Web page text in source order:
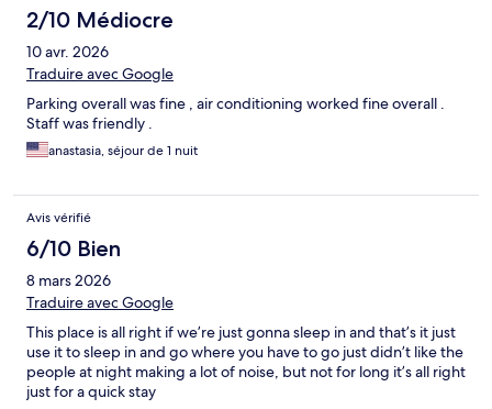
2/10 Médiocre
10 avr. 2026
Traduire avec Google
Parking overall was fine , air conditioning worked fine overall .
Staff was friendly .
anastasia, séjour de 1 nuit
Avis vérifié
6/10 Bien
8 mars 2026
Traduire avec Google
This place is all right if we’re just gonna sleep in and that’s it just
use it to sleep in and go where you have to go just didn’t like the
people at night making a lot of noise, but not for long it’s all right
just for a quick stay